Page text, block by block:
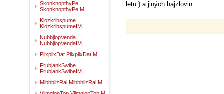
letů ) a jiných hajzlovin.
SkonknopthyPe
SkonknopthyPeIM
Klozkribspume
KlozkribspumeIM
NubbjlopVenda
NubbjlopVendaIM
PlixplixDat PlixplixDatIM
FrubjankSwibe
FrubjankSwibeIM
MibbblizRal MibbblizRalIM